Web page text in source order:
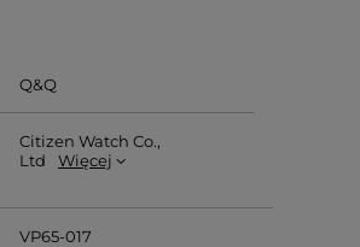
Q&Q
Citizen Watch Co.,
Ltd
Więcej
VP65-017